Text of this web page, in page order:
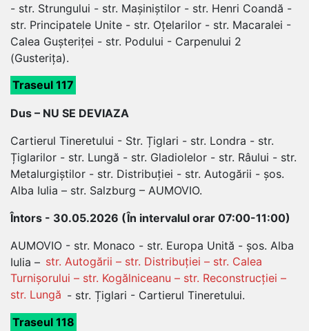
- str. Strungului - str. Mașiniștilor - str. Henri Coandă -
str. Principatele Unite - str. Oțelarilor - str. Macaralei -
Calea Gușteriței - str. Podului - Carpenului 2
(Gusterița).
Traseul 117
Dus – NU SE DEVIAZA
Cartierul Tineretului - Str. Țiglari - str. Londra - str.
Țiglarilor - str. Lungă - str. Gladiolelor - str. Râului - str.
Metalurgiștilor - str. Distribuției - str. Autogării - șos.
Alba Iulia – str. Salzburg – AUMOVIO.
Întors - 30.05.2026 (În intervalul orar 07:00-11:00)
AUMOVIO - str. Monaco - str. Europa Unită - șos. Alba
Iulia – str. Autogării – str. Distribuției – str. Calea
Turnișorului – str. Kogălniceanu – str. Reconstrucției –
str. Lungă - str. Țiglari - Cartierul Tineretului.
Traseul 118